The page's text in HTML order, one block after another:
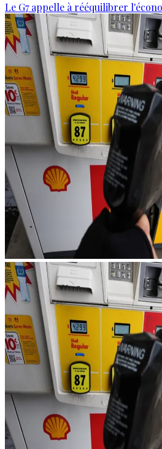
Le G7 appelle à rééquilibrer